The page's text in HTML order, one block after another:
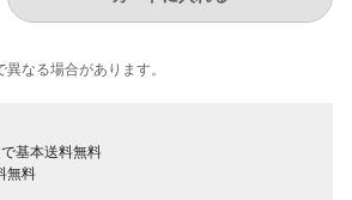
なる​場合が​あります。
基本送料無料
無料